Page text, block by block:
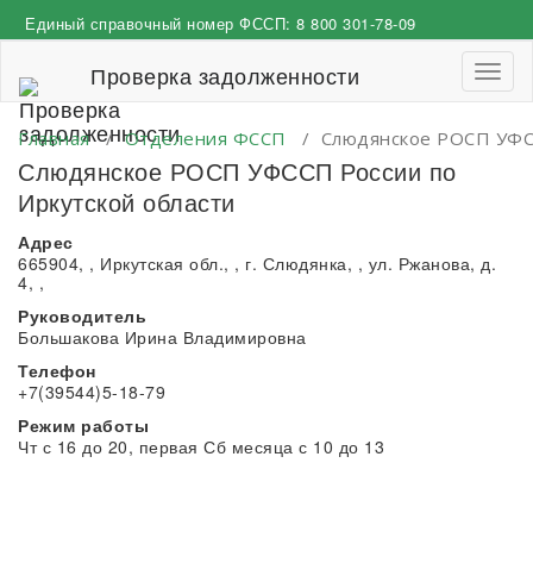
к
Единый справочный номер ФССП: 8 800 301-78-09
Проверка задолженности
Главная/Отделения ФССП / Слюдянское РОСП
Слюдянское РОСП УФССП России по
Иркутской области
Адрес
665904, , Иркутская обл., , г. Слюдянка, , ул. Ржанова, д.
4, ,
Руководитель
Большакова Ирина Владимировна
Телефон
+7(39544)5-18-79
Режим работы
Чт с 16 до 20, первая Сб месяца с 10 до 13